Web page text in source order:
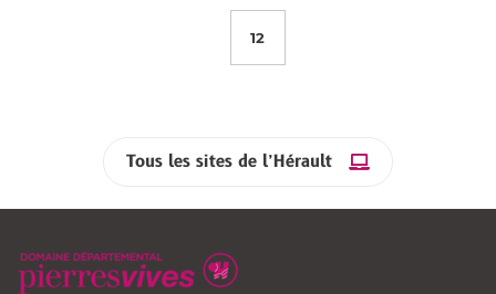
12
Tous les sites de l’Hérault